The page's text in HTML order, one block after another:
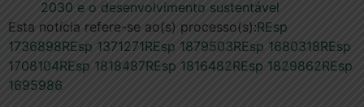
2030 e o desenvolvimento sustentável
Esta notícia refere-se ao(s) processo(s):REsp
1736898REsp 1371271REsp 1879503REsp 1680318REsp
1708104REsp 1818487REsp 1816482REsp 1829862REsp
1695986